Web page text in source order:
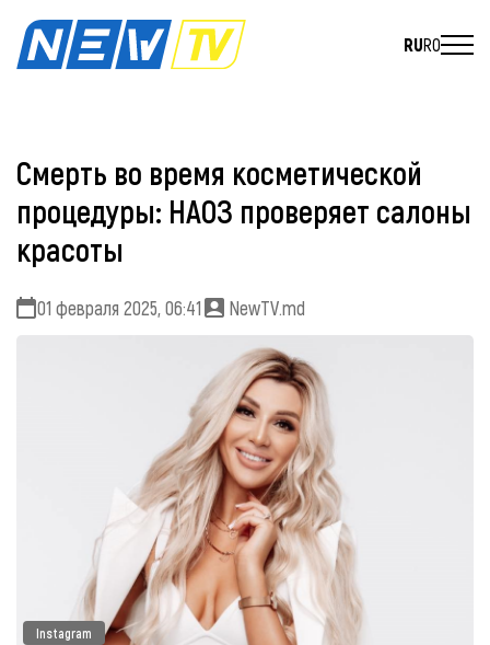
RURO
Смерть во время косметической
процедуры: НАОЗ проверяет салоны
красоты
01 февраля 2025, 06:41 NewTV.md
Instagram